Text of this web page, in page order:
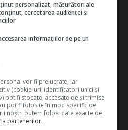
personalizat, măsurători ale
cercetarea audienței și
informațiilor de pe un
vor fi prelucrate, iar
(cookie-uri, identificatori unici și
pot fi stocate, accesate de și trimise
pot fi folosite în mod specific de
noștri putem folosi date exacte de
partenerilor.